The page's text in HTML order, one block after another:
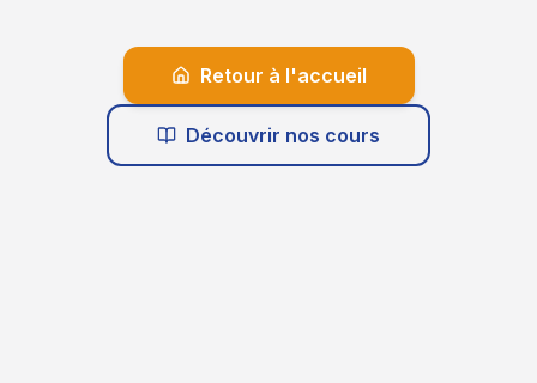
Retour à l'accueil
Découvrir nos cours